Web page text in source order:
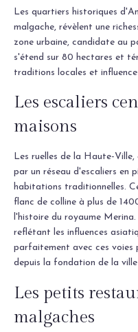
Les quartiers historiques
malgache, révèlent une
zone urbaine, candidate au
s'étend sur 80 hectares et
traditions locales et
Les escaliers
maisons
Les ruelles de la Haute-
par un réseau d'escaliers en
habitations traditionnelles.
flanc de colline à plus de
l'histoire du royaume
reflétant les influences
parfaitement avec ces voies
depuis la fondation de la ville
Les petits
malgaches